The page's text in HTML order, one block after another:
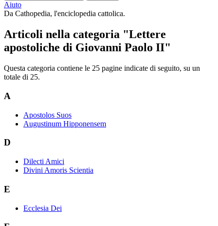
Aiuto
Da Cathopedia, l'enciclopedia cattolica.
Articoli nella categoria "Lettere
apostoliche di Giovanni Paolo II"
Questa categoria contiene le 25 pagine indicate di seguito, su un
totale di 25.
A
Apostolos Suos
Augustinum Hipponensem
D
Dilecti Amici
Divini Amoris Scientia
E
Ecclesia Dei